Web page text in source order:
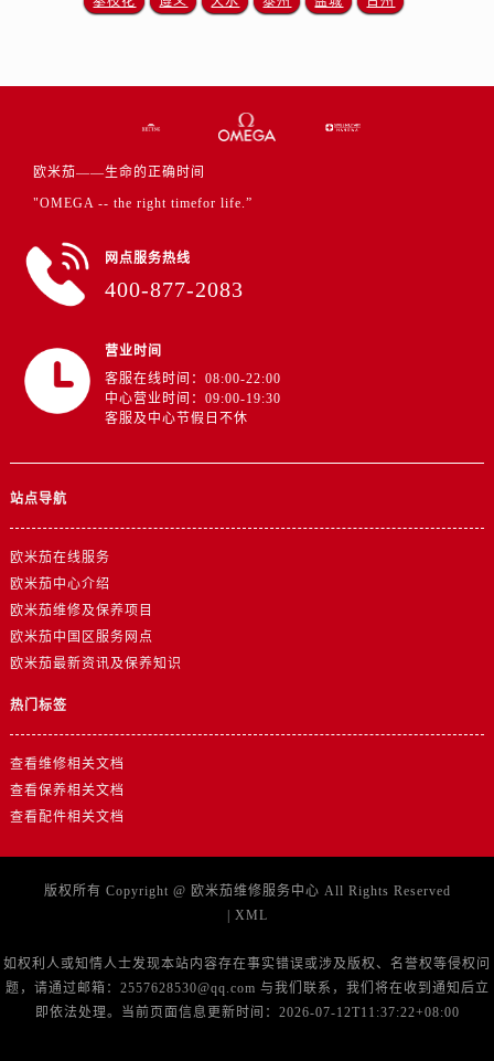
澳门特别行政区大堂区议事亭前地（新马路）欧米茄售后服务中心（需提前预约）
澳门特别行政区嘉模堂区官也街欧米茄售后服务中心（需提前预约）
欧米茄——生命的正确时间
"OMEGA -- the right timefor life.”
网点服务热线
400-877-2083
营业时间
客服在线时间：08:00-22:00
中心营业时间：09:00-19:30
客服及中心节假日不休
站点导航
欧米茄在线服务
欧米茄中心介绍
欧米茄维修及保养项目
欧米茄中国区服务网点
欧米茄最新资讯及保养知识
热门标签
查看维修相关文档
查看保养相关文档
查看配件相关文档
版权所有 Copyright @ 欧米茄维修服务中心 All Rights Reserved
XML
如权利人或知情人士发现本站内容存在事实错误或涉及版权、名誉权等侵权问
题，请通过邮箱：2557628530@qq.com 与我们联系，我们将在收到通知后立
即依法处理。当前页面信息更新时间：2026-07-12T11:37:22+08:00